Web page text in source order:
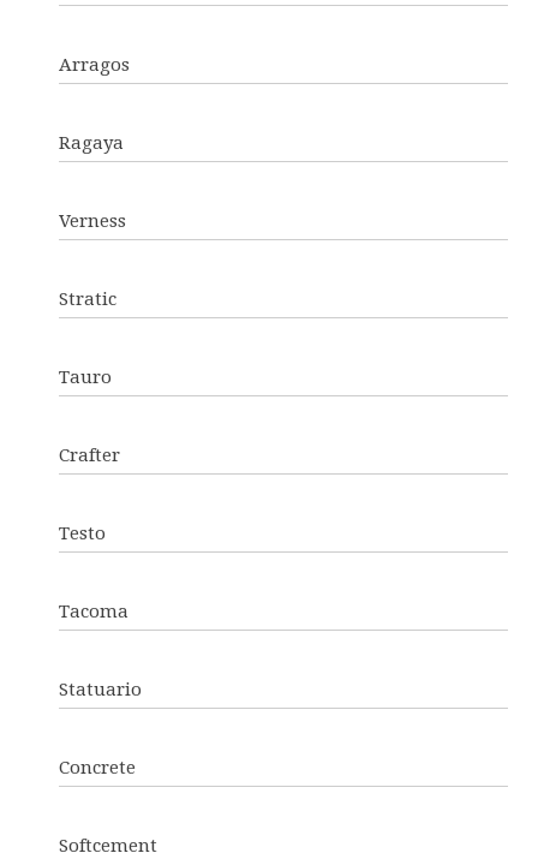
Arragos
Ragaya
Verness
Stratic
Tauro
Crafter
Testo
Tacoma
Statuario
Concrete
Softcement